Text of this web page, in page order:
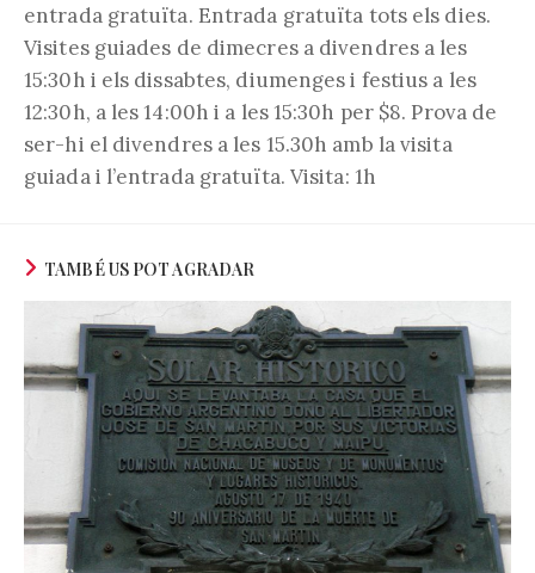
entrada gratuïta. Entrada gratuïta tots els dies.
Visites guiades de dimecres a divendres a les
15:30h i els dissabtes, diumenges i festius a les
12:30h, a les 14:00h i a les 15:30h per $8. Prova de
ser-hi el divendres a les 15.30h amb la visita
guiada i l’entrada gratuïta. Visita: 1h
TAMBÉ US POT AGRADAR